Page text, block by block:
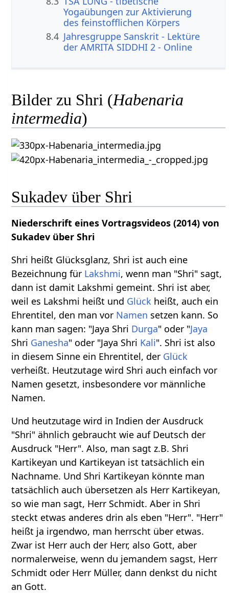
Yogaübungen zur Aktivierung
des feinstofflichen Körpers
8.4 Jahresgruppe Sanskrit - Lektüre
der AMRITA SIDDHI 2 - Online
Bilder zu Shri (Habenaria
intermedia)
Sukadev über Shri
Niederschrift eines Vortragsvideos (2014) von
Sukadev über Shri
Shri heißt Glücksglanz, Shri ist auch eine
Bezeichnung für Lakshmi, wenn man "Shri" sagt,
dann ist damit Lakshmi gemeint. Shri ist aber,
weil es Lakshmi heißt und Glück heißt, auch ein
Ehrentitel, den man vor Namen setzen kann. So
kann man sagen: "Jaya Shri Durga" oder "Jaya
Shri Ganesha" oder "Jaya Shri Kali". Shri ist also
in diesem Sinne ein Ehrentitel, der Glück
verheißt. Heutzutage wird Shri auch einfach vor
Namen gesetzt, insbesondere vor männliche
Namen.
Und heutzutage wird in Indien der Ausdruck
"Shri" ähnlich gebraucht wie auf Deutsch der
Ausdruck "Herr". Also, man sagt z.B. Shri
Kartikeyan und Kartikeyan ist tatsächlich ein
Nachname. Und Shri Kartikeyan könnte man
tatsächlich auch übersetzen als Herr Kartikeyan,
so wie man sagt, Herr Schmidt. Aber in Shri
steckt etwas anderes drin als eben "Herr". "Herr"
heißt ja irgendwo, man herrscht über etwas.
Zwar ist Herr auch der Herr, also Gott, aber
normalerweise, wenn du jemandem sagst, Herr
Schmidt oder Herr Müller, dann denkst du nicht
an Gott.